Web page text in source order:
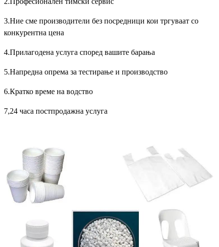
3.Ние сме производители без посредници кои тргуваат со
конкурентна цена
4.Прилагодена услуга според вашите барања
5.Напредна опрема за тестирање и производство
6.Кратко време на водство
7,24 часа постпродажна услуга